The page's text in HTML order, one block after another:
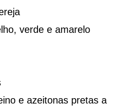
verde e amarelo
e azeitonas pretas a